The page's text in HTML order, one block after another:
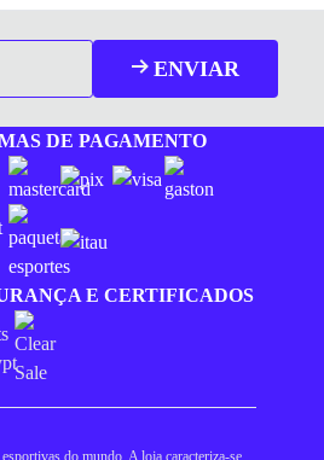
ENVIAR
DE PAGAMENTO
E CERTIFICADOS
do mundo. A loja caracteriza-se